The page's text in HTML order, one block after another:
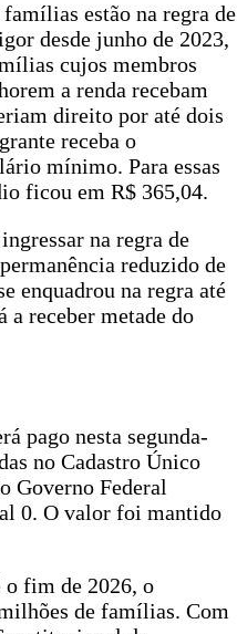
estão na regra de
desde junho de 2023,
cujos membros
a renda recebam
direito por até dois
receba o
mínimo. Para essas
ficou em R$ 365,04.
na regra de
reduzido de
enquadrou na regra até
a receber metade do
pago nesta segunda-
no Cadastro Único
Governo Federal
0. O valor foi mantido
o fim de 2026, o
de famílias. Com